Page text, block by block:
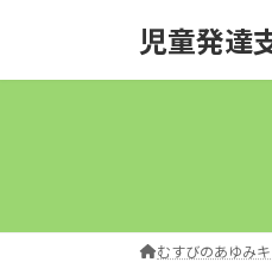
児童発達
むすびのあゆみ